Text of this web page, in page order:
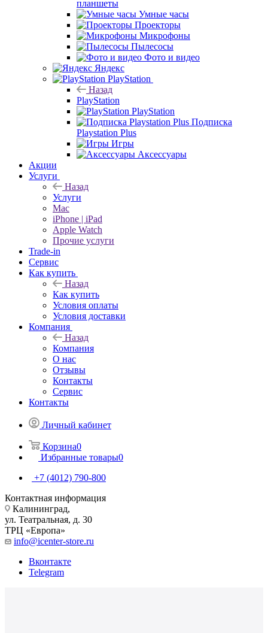
планшеты
Умные часы
Проекторы
Микрофоны
Пылесосы
Фото и видео
Яндекс
PlayStation
Назад
PlayStation
PlayStation
Подписка
Playstation Plus
Игры
Аксессуары
Акции
Услуги
Назад
Услуги
Mac
iPhone | iPad
Apple Watch
Прочие услуги
Trade-in
Сервис
Как купить
Назад
Как купить
Условия оплаты
Условия доставки
Компания
Назад
Компания
О нас
Отзывы
Контакты
Сервис
Контакты
Личный кабинет
Корзина0
Избранные товары0
+7 (4012) 790-800
Контактная информация
Калининград,
ул. Театральная, д. 30
ТРЦ «Европа»
info@icenter-store.ru
Вконтакте
Telegram